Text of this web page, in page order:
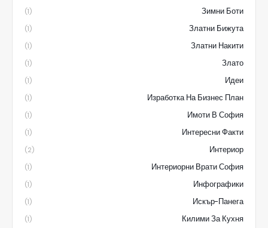
Зимни Боти
(1)
Златни Бижута
(1)
Златни Накити
(1)
Злато
(1)
Идеи
(1)
Изработка На Бизнес План
(1)
Имоти В София
(1)
Интересни Факти
(1)
Интериор
(2)
Интериорни Врати София
(1)
Инфографики
(1)
Искър-Панега
(1)
Килими За Кухня
(1)